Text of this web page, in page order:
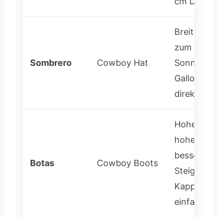
Sombrero Cowboy Hat
zum
Sonne.
Gallon
direkte
Botas Cowboy Boots
Hohe
hohem
besseren
Kappe